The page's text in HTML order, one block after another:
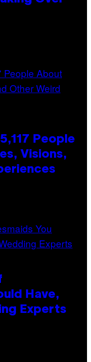
People
Visions,
Have,
Experts